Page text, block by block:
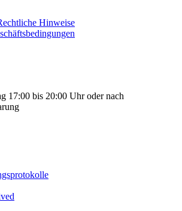
Hinweise
17:00 bis 20:00 Uhr oder nach